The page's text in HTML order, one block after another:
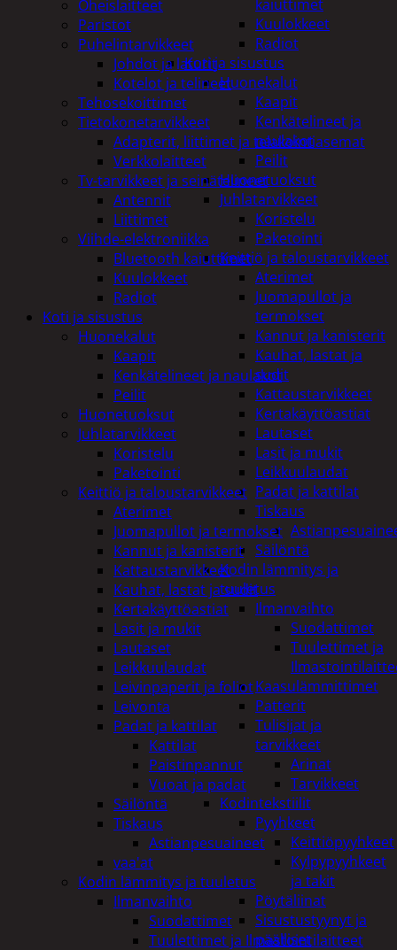
kaiuttimet
Kuulokkeet
Radiot
Koti ja sisustus
Huonekalut
Kaapit
Kenkätelineet ja
naulakot
Peilit
Huonetuoksut
Juhlatarvikkeet
Koristelu
Paketointi
Keittiö ja taloustarvikkeet
Aterimet
Juomapullot ja
termokset
Kannut ja kanisterit
Kauhat, lastat ja
sudit
Kattaustarvikkeet
Kertakäyttöastiat
Lautaset
Lasit ja mukit
Leikkuulaudat
Padat ja kattilat
Tiskaus
Säilöntä
Kodin lämmitys ja
tuuletus
Ilmanvaihto
Suodattimet
Tuulettimet ja
Kaasulämmittimet
Patterit
Tulisijat ja
tarvikkeet
Arinat
Tarvikkeet
Kodintekstiilit
Pyyhkeet
Keittiöpyyhkeet
Kylpypyyhkeet
ja takit
Pöytäliinat
Sisustustyynyt ja
päälliset
Oheislaitteet
Paristot
Puhelintarvikkeet
Johdot ja laturit
Kotelot ja telineet
Tehosekoittimet
Tietokonetarvikkeet
Adapterit, liittimet ja telakointiasemat
Verkkolaitteet
Tv-tarvikkeet ja seinätelineet
Antennit
Liittimet
Viihde-elektroniikka
Bluetooth kaiuttimet
Kuulokkeet
Radiot
Koti ja sisustus
Huonekalut
Kaapit
Kenkätelineet ja naulakot
Peilit
Huonetuoksut
Juhlatarvikkeet
Koristelu
Paketointi
Keittiö ja taloustarvikkeet
Aterimet
Juomapullot ja termokset
Kannut ja kanisterit
Kattaustarvikkeet
Kauhat, lastat ja sudit
Kertakäyttöastiat
Lasit ja mukit
Lautaset
Leikkuulaudat
Leivinpaperit ja foliot
Leivonta
Padat ja kattilat
Kattilat
Paistinpannut
Vuoat ja padat
Säilöntä
Tiskaus
Astianpesuaineet
vaa'at
Kodin lämmitys ja tuuletus
Ilmanvaihto
Suodattimet
Tuulettimet ja Ilmastointilaitteet